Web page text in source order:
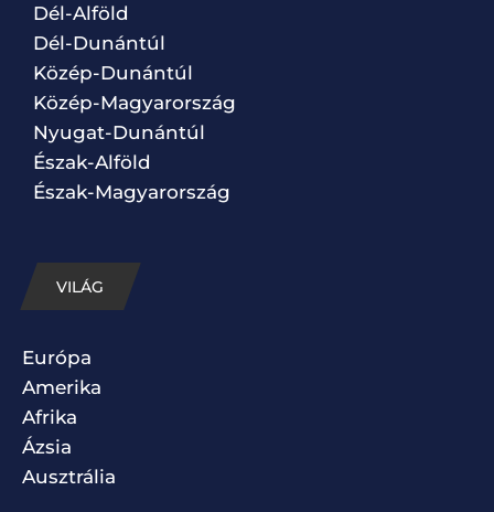
Dél-Alföld
Dél-Dunántúl
Közép-Dunántúl
Közép-Magyarország
Nyugat-Dunántúl
Észak-Alföld
Észak-Magyarország
VILÁG
Európa
Amerika
Afrika
Ázsia
Ausztrália